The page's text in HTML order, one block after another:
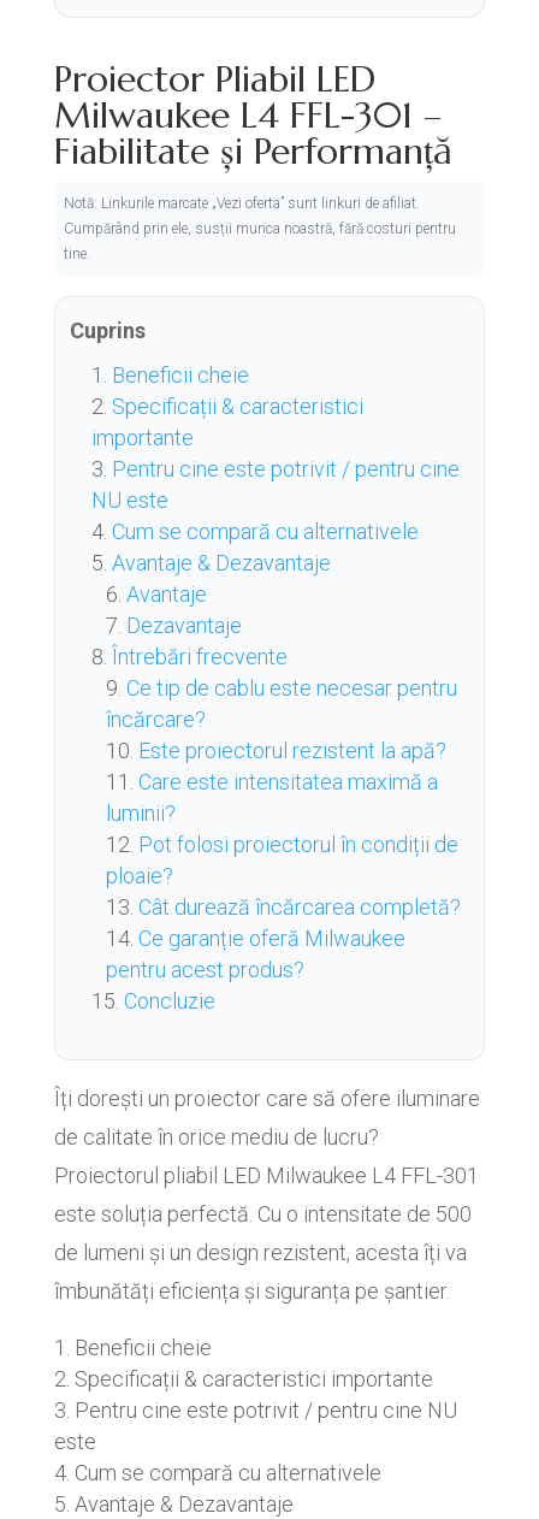
Proiector Pliabil LED
Milwaukee L4 FFL-301 –
Fiabilitate și Performanță
Notă: Linkurile marcate „Vezi oferta” sunt linkuri de afiliat.
Cumpărând prin ele, susții munca noastră, fără costuri pentru
tine.
Cuprins
Beneficii cheie
Specificații & caracteristici
importante
Pentru cine este potrivit / pentru cine
NU este
Cum se compară cu alternativele
Avantaje & Dezavantaje
Avantaje
Dezavantaje
Întrebări frecvente
Ce tip de cablu este necesar pentru
încărcare?
Este proiectorul rezistent la apă?
Care este intensitatea maximă a
luminii?
Pot folosi proiectorul în condiții de
ploaie?
Cât durează încărcarea completă?
Ce garanție oferă Milwaukee
pentru acest produs?
Concluzie
Îți dorești un proiector care să ofere iluminare
de calitate în orice mediu de lucru?
Proiectorul pliabil LED Milwaukee L4 FFL-301
este soluția perfectă. Cu o intensitate de 500
de lumeni și un design rezistent, acesta îți va
îmbunătăți eficiența și siguranța pe șantier.
Beneficii cheie
Specificații & caracteristici importante
Pentru cine este potrivit / pentru cine NU
este
Cum se compară cu alternativele
Avantaje & Dezavantaje